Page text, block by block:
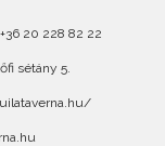
20 228 82 22
sétány 5.